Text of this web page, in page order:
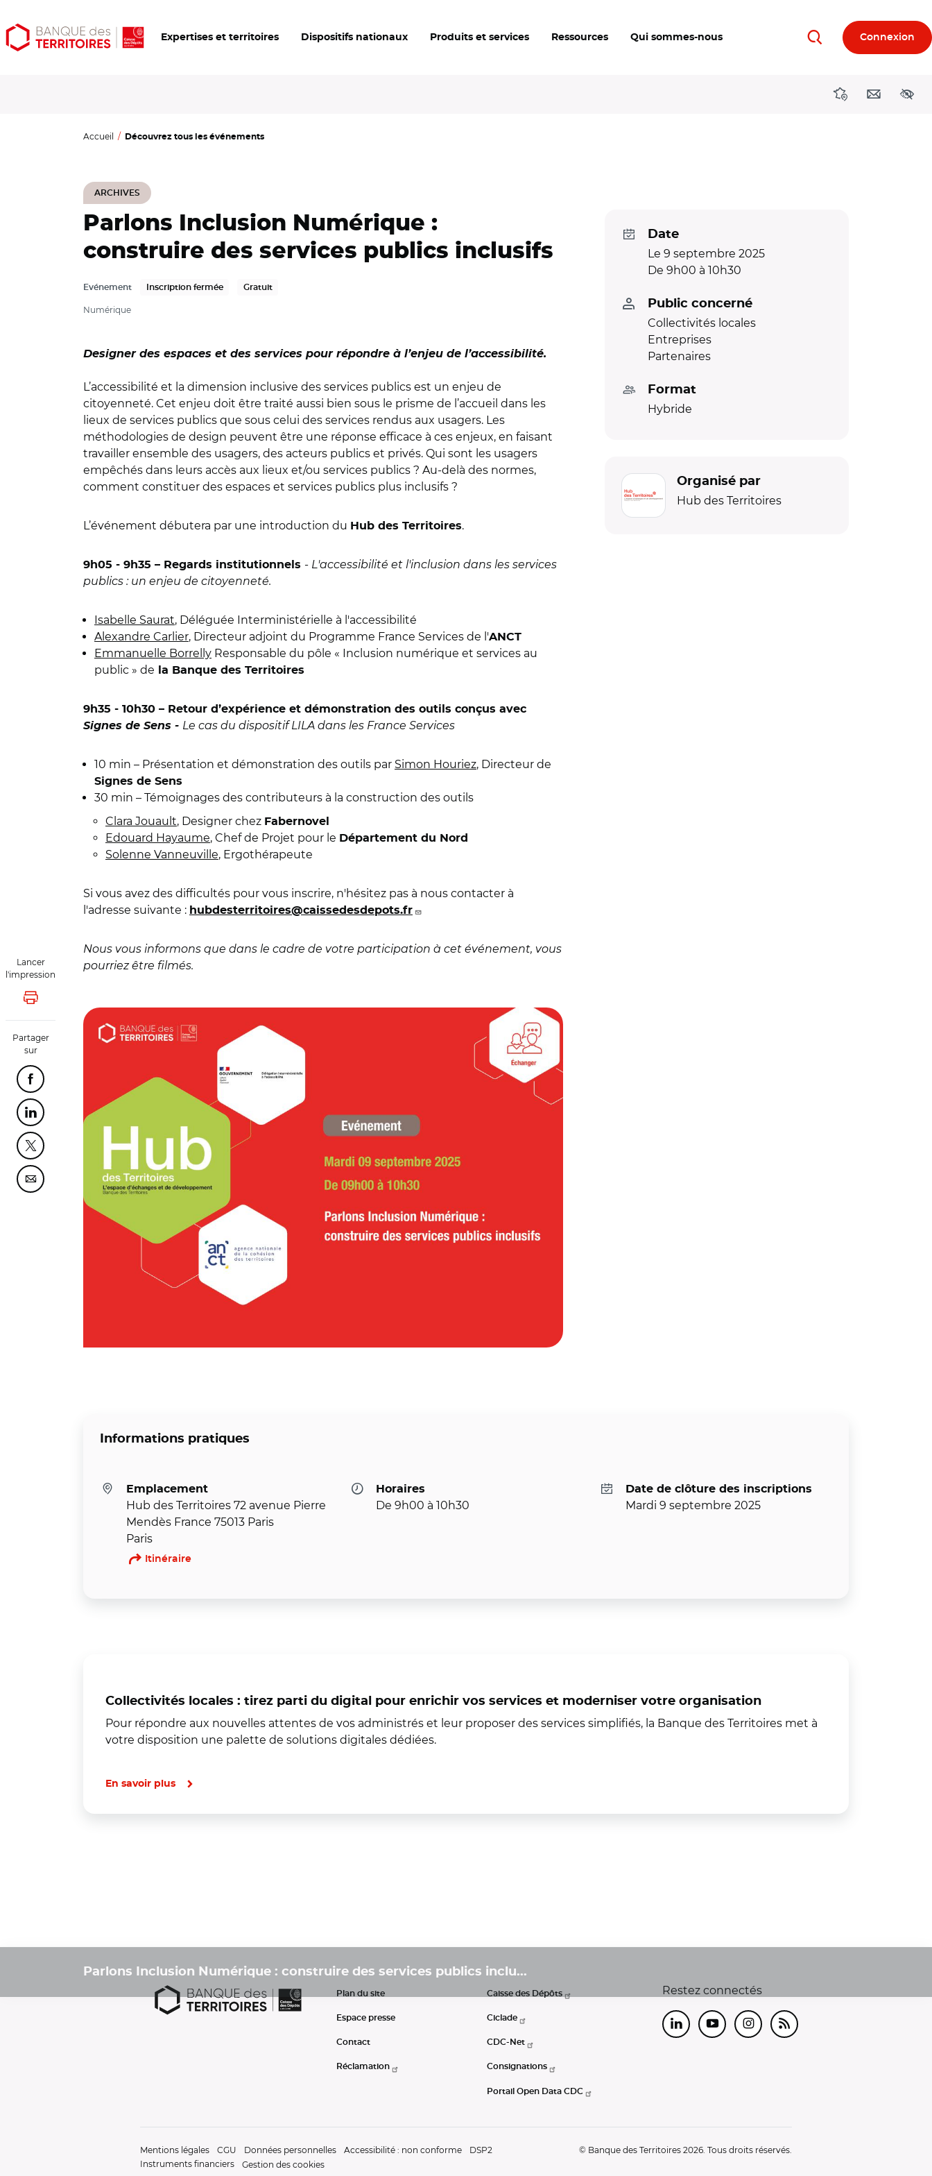
Aller
au
Aller
au
Ouvrir
les
Expertises et territoires Dispositifs nationaux Produits et services Ressources Qui sommes-nous RechercherConnexion
DirectionsContact
Accueil Découvrez tous les événements
ARCHIVES
Parlons Inclusion Numérique :
construire des services publics inclusifs
Evénement Inscription fermée Gratuit
Numérique
Lancer
l'impression
Lancer l'impression
Partager
sur
Partager cette page sur Facebook
Partager cette page sur Linkedin
Partager cette page sur Twitter
Partager cette page sur Courriel
Designer des espaces et des services pour répondre à l’enjeu de l’accessibilité.
L’accessibilité et la dimension inclusive des services publics est un enjeu de
citoyenneté. Cet enjeu doit être traité aussi bien sous le prisme de l’accueil dans les
lieux de services publics que sous celui des services rendus aux usagers. Les
méthodologies de design peuvent être une réponse efficace à ces enjeux, en faisant
travailler ensemble des usagers, des acteurs publics et privés. Qui sont les usagers
empêchés dans leurs accès aux lieux et/ou services publics ? Au-delà des normes,
comment constituer des espaces et services publics plus inclusifs ?
L’événement débutera par une introduction du Hub des Territoires.
9h05 - 9h35 – Regards institutionnels - L'accessibilité et l'inclusion dans les services
publics : un enjeu de citoyenneté.
Isabelle Saurat, Déléguée Interministérielle à l'accessibilité
Alexandre Carlier, Directeur adjoint du Programme France Services de l'ANCT
Emmanuelle Borrelly Responsable du pôle « Inclusion numérique et services au
public » de la Banque des Territoires
9h35 - 10h30 – Retour d’expérience et démonstration des outils conçus avec
Signes de Sens - Le cas du dispositif LILA dans les France Services
10 min – Présentation et démonstration des outils par Simon Houriez, Directeur de
Signes de Sens
30 min – Témoignages des contributeurs à la construction des outils
Clara Jouault, Designer chez Fabernovel
Edouard Hayaume, Chef de Projet pour le Département du Nord
Solenne Vanneuville, Ergothérapeute
Si vous avez des difficultés pour vous inscrire, n'hésitez pas à nous contacter à
l'adresse suivante : hubdesterritoires@caissedesdepots.fr
Nous vous informons que dans le cadre de votre participation à cet événement, vous
pourriez être filmés.
Date
Le 9 septembre 2025
De 9h00 à 10h30
Public concerné
Collectivités locales
Entreprises
Partenaires
Format
Hybride
Organisé par
Hub des Territoires
Informations pratiques
Emplacement
Hub des Territoires 72 avenue Pierre
Mendès France 75013 Paris
Paris
Itinéraire
Horaires
De 9h00 à 10h30
Date de clôture des inscriptions
Mardi 9 septembre 2025
Collectivités locales : tirez parti du digital pour enrichir vos services et moderniser votre organisation
Pour répondre aux nouvelles attentes de vos administrés et leur proposer des services simplifiés, la Banque des Territoires met à
votre disposition une palette de solutions digitales dédiées.
En savoir plus
Parlons Inclusion Numérique : construire des services publics inclu...
Plan du site
Espace presse
Contact
Réclamation
Caisse des Dépôts
Ciclade
CDC-Net
Consignations
Portail Open Data CDC
Restez connectés
LinkedInYoutubeInstagram
RSS
Mentions légales CGU Données personnelles Accessibilité : non conforme
DSP2
Instruments financiers
Gestion des cookies
© Banque des Territoires 2026. Tous droits réservés.